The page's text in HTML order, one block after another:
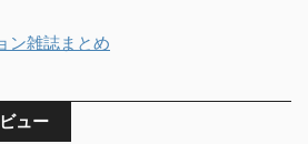
ン雑誌まとめ
ュー